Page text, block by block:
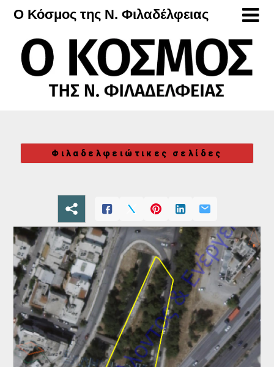
Μετάβαση
περιεχόμενο
Ο Κόσμος της Ν. Φιλαδέλφειας
Φιλαδελφειώτικες σελίδες